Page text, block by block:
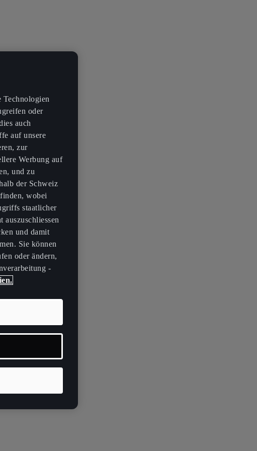
Technologien
oder
auch
auf unsere
zur
Werbung auf
und zu
der Schweiz
wobei
staatlicher
auszuschliessen
und damit
Sie können
oder ändern,
-